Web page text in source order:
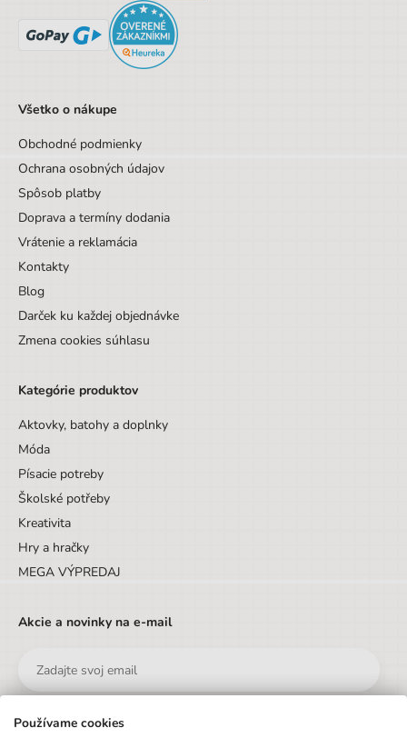
Všetko o nákupe
Obchodné podmienky
Ochrana osobných údajov
Spôsob platby
Doprava a termíny dodania
Vrátenie a reklamácia
Kontakty
Blog
Darček ku každej objednávke
Zmena cookies súhlasu
Kategórie produktov
Aktovky, batohy a doplnky
Móda
Písacie potreby
Školské potřeby
Kreativita
Hry a hračky
MEGA VÝPREDAJ
Akcie a novinky na e-mail
Používame cookies